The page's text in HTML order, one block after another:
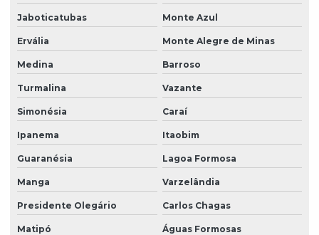
Jaboticatubas Monte Azul
Ervália Monte Alegre de Minas
Medina Barroso
Turmalina Vazante
Simonésia Caraí
Ipanema Itaobim
Guaranésia Lagoa Formosa
Manga Varzelândia
Presidente Olegário Carlos Chagas
Matipó Águas Formosas